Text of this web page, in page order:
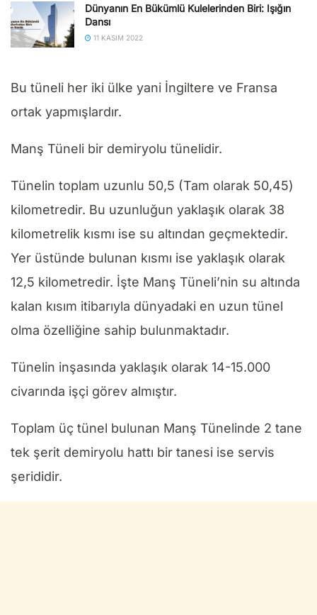
Dünyanın En Bükümlü Kulelerinden Biri: Işığın
Dansı
11 KASIM 2022
Bu tüneli her iki ülke yani İngiltere ve Fransa
ortak yapmışlardır.
Manş Tüneli bir demiryolu tünelidir.
Tünelin toplam uzunlu 50,5 (Tam olarak 50,45)
kilometredir. Bu uzunluğun yaklaşık olarak 38
kilometrelik kısmı ise su altından geçmektedir.
Yer üstünde bulunan kısmı ise yaklaşık olarak
12,5 kilometredir. İşte Manş Tüneli’nin su altında
kalan kısım itibarıyla dünyadaki en uzun tünel
olma özelliğine sahip bulunmaktadır.
Tünelin inşasında yaklaşık olarak 14-15.000
civarında işçi görev almıştır.
Toplam üç tünel bulunan Manş Tünelinde 2 tane
tek şerit demiryolu hattı bir tanesi ise servis
şerididir.